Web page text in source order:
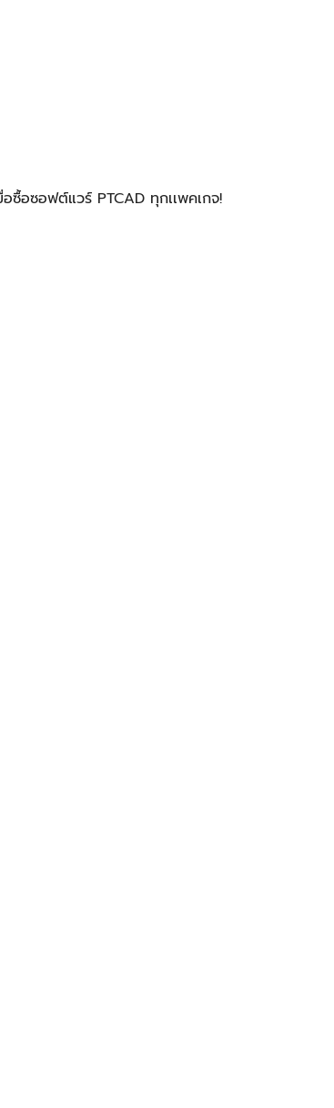
ซื้อซอฟต์แวร์ PTCAD ทุกเเพคเกจ!